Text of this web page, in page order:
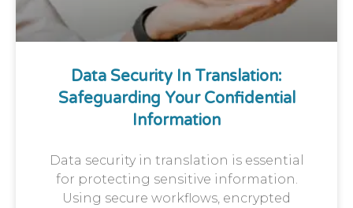
Data Security In Translation:
Safeguarding Your Confidential
Information
Data security in translation is essential
for protecting sensitive information.
Using secure workflows, encrypted